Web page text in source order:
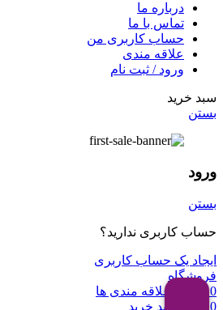
درباره ما
تماس با ما
حساب کاربری من
علاقه مندی
ورود / ثبت نام
سبد خرید
بستن
ورود
بستن
حساب کاربری ندارید؟
ایجاد یک حساب کاربری
فروشگاه
0
لیست علاقه مندی ها
0
سبد خرید